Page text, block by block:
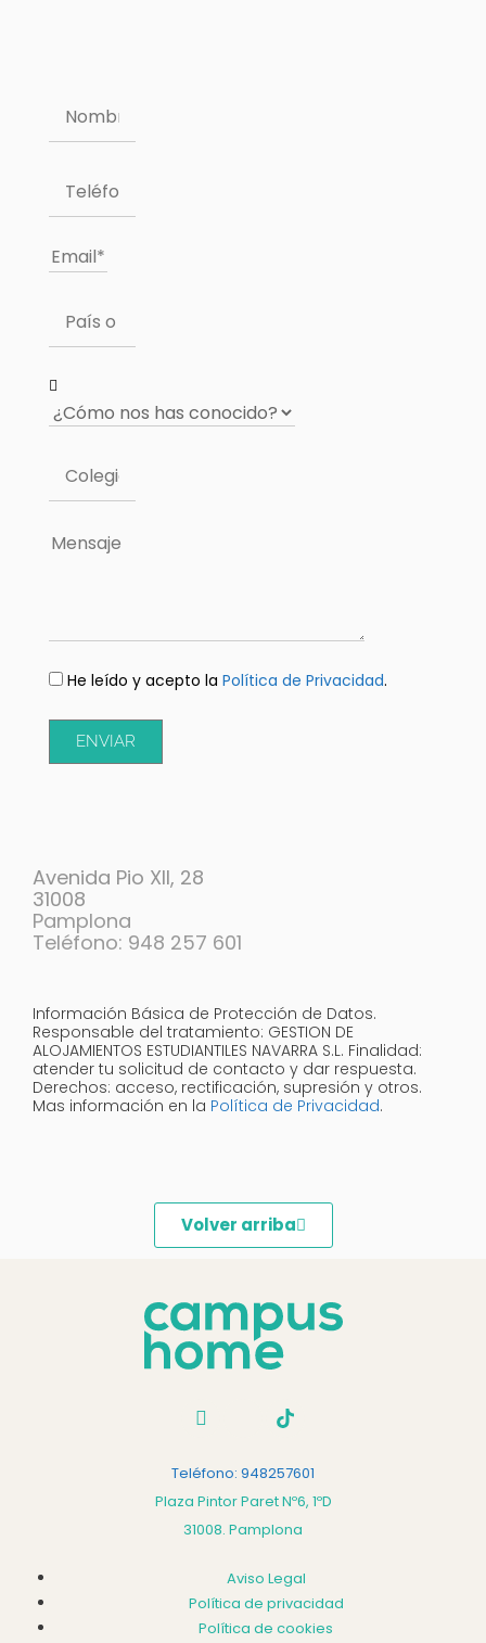
He leído y acepto la Política de Privacidad.
ENVIAR
Avenida Pio XII, 28
31008
Pamplona
Teléfono: 948 257 601
Información Básica de Protección de Datos.
Responsable del tratamiento: GESTION DE
ALOJAMIENTOS ESTUDIANTILES NAVARRA S.L. Finalidad:
atender tu solicitud de contacto y dar respuesta.
Derechos: acceso, rectificación, supresión y otros.
Mas información en la Política de Privacidad.
Volver arriba
Teléfono: 948257601
Plaza Pintor Paret Nº6, 1ºD
31008. Pamplona
Aviso Legal
Política de privacidad
Política de cookies